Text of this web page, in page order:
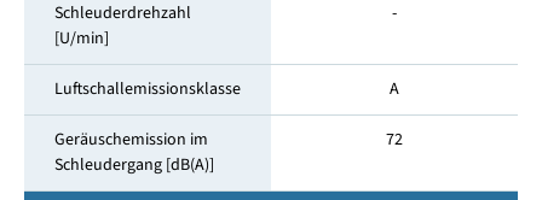
Schleuderdrehzahl
[U/min]
-
Luftschallemissionsklasse A
Geräuschemission im
Schleuder­gang [dB(A)]
72